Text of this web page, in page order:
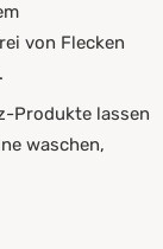
von Flecken
Produkte lassen
waschen,